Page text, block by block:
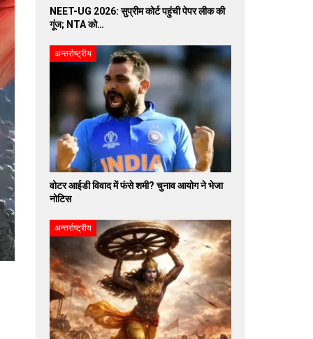
NEET-UG 2026: सुप्रीम कोर्ट पहुंची पेपर लीक की
गूंज; NTA को…
अन्तर्राष्ट्रीय
वोटर आईडी विवाद में फंसे शमी? चुनाव आयोग ने भेजा
नोटिस
अन्तर्राष्ट्रीय